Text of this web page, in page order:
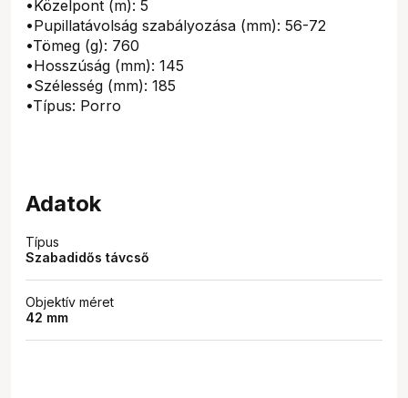
•Közelpont (m): 5
•Pupillatávolság szabályozása (mm): 56-72
•Tömeg (g): 760
•Hosszúság (mm): 145
•Szélesség (mm): 185
•Típus: Porro
Adatok
Típus
Szabadidős távcső
Objektív méret
42 mm